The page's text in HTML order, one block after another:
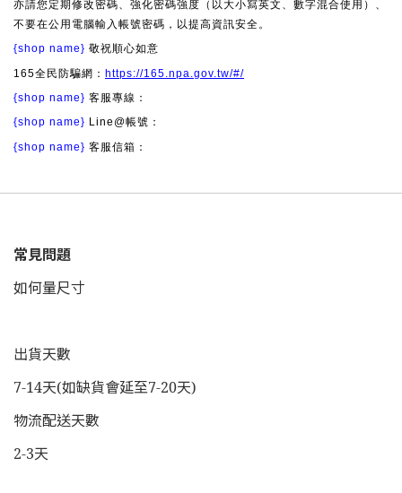
亦請您定期修改密碼、強化密碼強度（以大小寫英文、數字混合使用）、
不要在公用電腦輸入帳號密碼，以提高資訊安全。
{shop name} 敬祝順心如意
165全民防騙網： https://165.npa.gov.tw/#/
{shop name} 客服專線：
{shop name} Line@帳號：
{shop name} 客服信箱：
常見問題
如何量尺寸
出貨天數
7-14天(如缺貨會延至7-20天)
物流配送天數
2-3天